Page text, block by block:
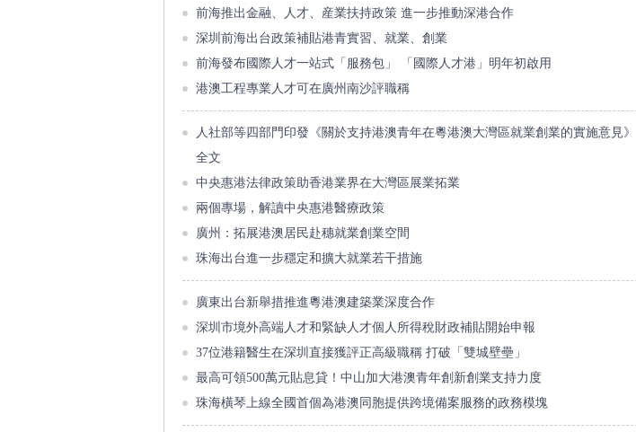
前海推出金融、人才、産業扶持政策 進一步推動深港合作
深圳前海出台政策補貼港青實習、就業、創業
前海發布國際人才一站式「服務包」 「國際人才港」明年初啟用
港澳工程專業人才可在廣州南沙評職稱
人社部等四部門印發《關於支持港澳青年在粵港澳大灣區就業創業的實施意見》
全文
中央惠港法律政策助香港業界在大灣區展業拓業
兩個專場，解讀中央惠港醫療政策
廣州：拓展港澳居民赴穗就業創業空間
珠海出台進一步穩定和擴大就業若干措施
廣東出台新舉措推進粵港澳建築業深度合作
深圳市境外高端人才和緊缺人才個人所得稅財政補貼開始申報
37位港籍醫生在深圳直接獲評正高級職稱 打破「雙城壁壘」
最高可領500萬元貼息貸！中山加大港澳青年創新創業支持力度
珠海橫琴上線全國首個為港澳同胞提供跨境備案服務的政務模塊